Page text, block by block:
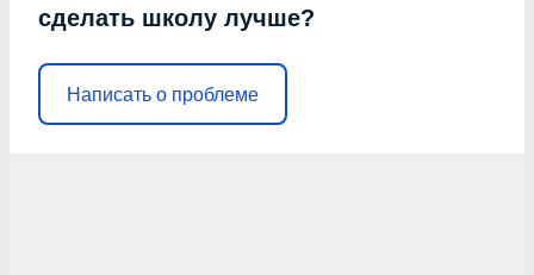
сделать школу лучше?
Написать о проблеме